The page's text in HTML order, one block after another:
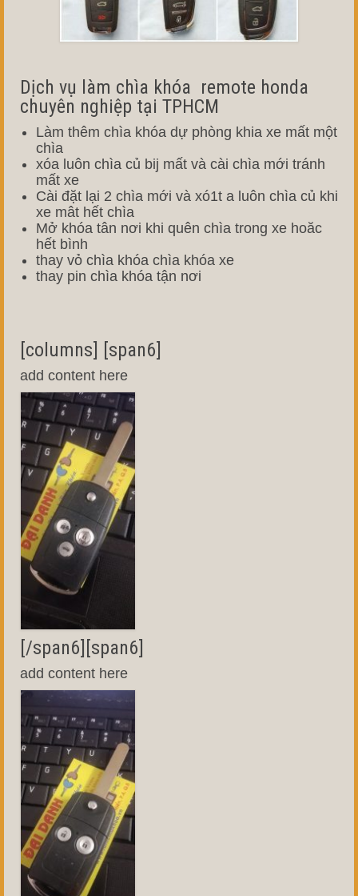
Dịch vụ làm chìa khóa remote honda
chuyên nghiệp tại TPHCM
Làm thêm chìa khóa dự phòng khia xe mất một
chìa
xóa luôn chìa củ bij mất và cài chìa mới tránh
mất xe
Cài đặt lại 2 chìa mới và xó1t a luôn chìa củ khi
xe mât hết chìa
Mở khóa tân nơi khi quên chìa trong xe hoăc
hết bình
thay vỏ chìa khóa chìa khóa xe
thay pin chìa khóa tận nơi
[columns] [span6]
add content here
[/span6][span6]
add content here